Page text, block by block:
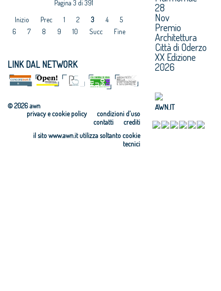
Pagina 3 di 391
Inizio
Prec 1 2 3 4
5
6
7 8 9 10 Succ Fine
LINK DAL NETWORK
© 2026 awn
condizioni d'uso
privacy e cookie policy
crediti
contatti
il sito www.awn.it utilizza soltanto cookie
tecnici
28
Nov
Premio
Architettura
Città di Oderzo
XX Edizione
2026
AWN.IT